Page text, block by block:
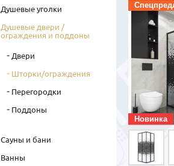
Новинка
Душевые уголки
Душевые двери /
ограждения и поддоны
Двери
Шторки/ограждения
Перегородки
Поддоны
Сауны и бани
Ванны